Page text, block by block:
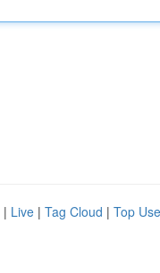
| Live | Tag Cloud | Top